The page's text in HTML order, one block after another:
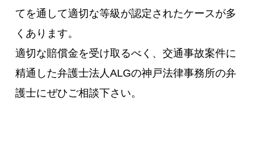
てを通して適切な等級が認定されたケースが多
くあります。
適切な賠償金を受け取るべく、交通事故案件に
精通した弁護士法人ALGの神戸法律事務所の弁
護士にぜひご相談下さい。